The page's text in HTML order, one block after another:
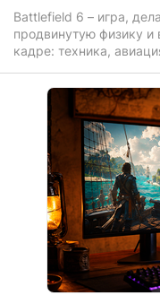
Battlefield 6 – игра,
продвинутую физику и
кадре: техника,
сильнее, чем